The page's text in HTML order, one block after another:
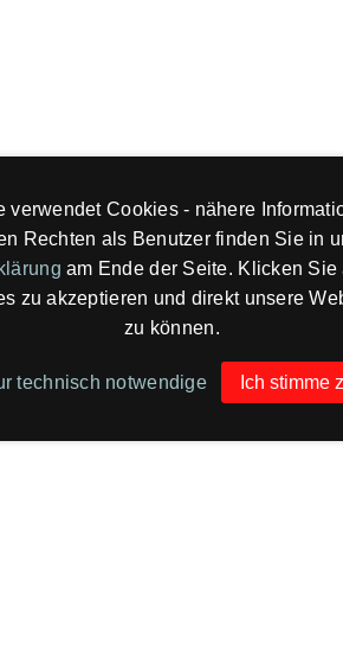
verwendet Cookies - nähere
Rechten als Benutzer finden Sie in
am Ende der Seite. Klicken Sie
zu akzeptieren und direkt unsere
zu können.
technisch notwendige Ich stimme